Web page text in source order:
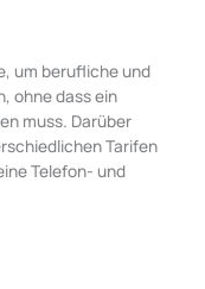
um berufliche und
ohne dass ein
muss. Darüber
Tarifen
Telefon- und